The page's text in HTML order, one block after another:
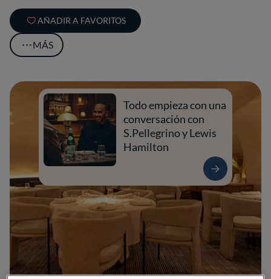
AÑADIR A FAVORITOS
MÁS
Todo empieza con una
conversación con
S.Pellegrino y Lewis
Hamilton